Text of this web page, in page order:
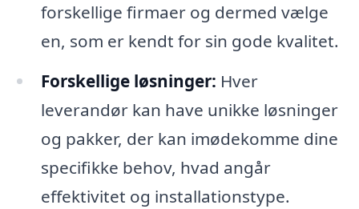
forskellige firmaer og dermed vælge
en, som er kendt for sin gode kvalitet.
Forskellige løsninger: Hver
leverandør kan have unikke løsninger
og pakker, der kan imødekomme dine
specifikke behov, hvad angår
effektivitet og installationstype.